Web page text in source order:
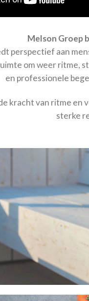
Melson Groep
perspectief aan
om weer ritme,
en professionele
kracht van ritme en
sterke